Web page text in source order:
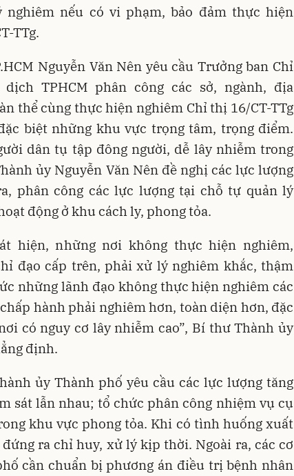
nghiêm nếu có vi phạm, bảo đảm thực hiện
TTg.
Nguyễn Văn Nên yêu cầu Trưởng ban Chỉ
dịch TPHCM phân công các sở, ngành, địa
thể cùng thực hiện nghiêm Chỉ thị 16/CT-TTg
biệt những khu vực trọng tâm, trọng điểm.
dân tụ tập đông người, dễ lây nhiễm trong
ủy Nguyễn Văn Nên đề nghị các lực lượng
phân công các lực lượng tại chỗ tự quản lý
động ở khu cách ly, phong tỏa.
hiện, những nơi không thực hiện nghiêm,
đạo cấp trên, phải xử lý nghiêm khắc, thậm
những lãnh đạo không thực hiện nghiêm các
hành phải nghiêm hơn, toàn diện hơn, đặc
có nguy cơ lây nhiễm cao”, Bí thư Thành ủy
định.
ủy Thành phố yêu cầu các lực lượng tăng
sát lẫn nhau; tổ chức phân công nhiệm vụ cụ
khu vực phong tỏa. Khi có tình huống xuất
ra chỉ huy, xử lý kịp thời. Ngoài ra, các cơ
cần chuẩn bị phương án điều trị bệnh nhân